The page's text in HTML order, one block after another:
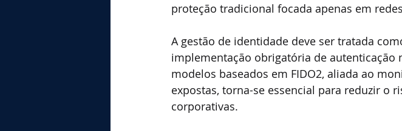
proteção tradicional focada apenas em
A gestão de identidade deve ser tratada
implementação obrigatória de
modelos baseados em FIDO2, aliada ao
expostas, torna-se essencial para reduzir o
corporativas.